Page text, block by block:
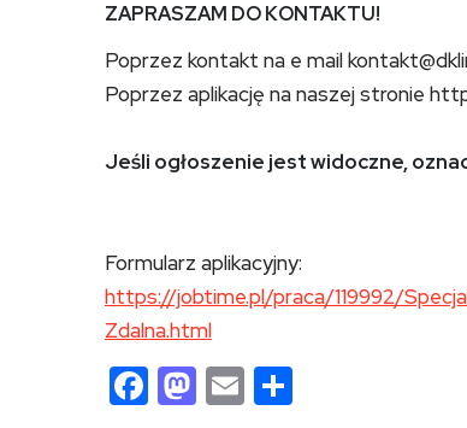
ZAPRASZAM DO KONTAKTU!
Poprzez kontakt na e mail
Poprzez aplikację na naszej stronie
Jeśli ogłoszenie jest widoczne,
Formularz aplikacyjny:
https://jobtime.pl/praca/119992/
Zdalna.html
Facebook
Mastodon
Email